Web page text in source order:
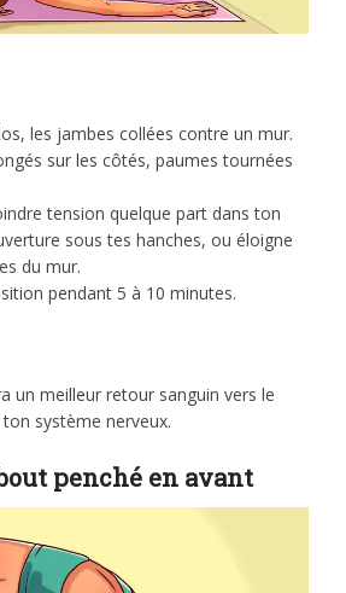
les jambes collées contre un mur.
sur les côtés, paumes tournées
tension quelque part dans ton
sous tes hanches, ou éloigne
du mur.
pendant 5 à 10 minutes.
un meilleur retour sanguin vers le
système nerveux.
penché en avant